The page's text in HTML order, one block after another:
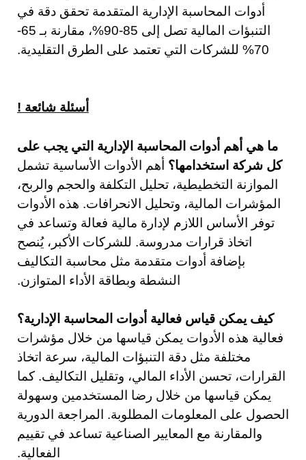
أدوات المحاسبة الإدارية المتقدمة تحقق دقة في
التنبؤات المالية تصل إلى 85-90%، مقارنة بـ 65-
70% للشركات التي تعتمد على الطرق التقليدية.
أسئلة شائعة !
ما هي أهم أدوات المحاسبة الإدارية التي يجب على
كل شركة استخدامها؟ أهم الأدوات الأساسية تشمل
الموازنة التخطيطية، تحليل التكلفة والحجم والربح،
المؤشرات المالية، وتحليل الانحرافات. هذه الأدوات
توفر الأساس اللازم لإدارة مالية فعالة وتساعد في
اتخاذ قرارات مدروسة. للشركات الأكبر، يُنصح
بإضافة أدوات متقدمة مثل محاسبة التكاليف
النشطة وبطاقة الأداء المتوازن.
كيف يمكن قياس فعالية أدوات المحاسبة الإدارية؟
فعالية هذه الأدوات يمكن قياسها من خلال مؤشرات
مختلفة مثل دقة التنبؤات المالية، سرعة اتخاذ
القرارات، تحسن الأداء المالي، وتقليل التكاليف. كما
يمكن قياسها من خلال رضا المستخدمين وسهولة
الحصول على المعلومات المطلوبة. المراجعة الدورية
والمقارنة مع المعايير الصناعية تساعد في تقييم
الفعالية.